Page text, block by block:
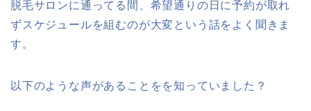
脱毛サロンに通ってる間、希望通りの日に予約が取れ
ずスケジュールを組むのが大変という話をよく聞きま
す。
以下のような声があることをを知っていました？